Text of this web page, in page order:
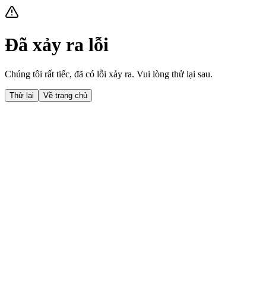
Đã xảy ra lỗi
Chúng tôi rất tiếc, đã có lỗi xảy ra. Vui lòng thử lại sau.
Thử lại Về trang chủ